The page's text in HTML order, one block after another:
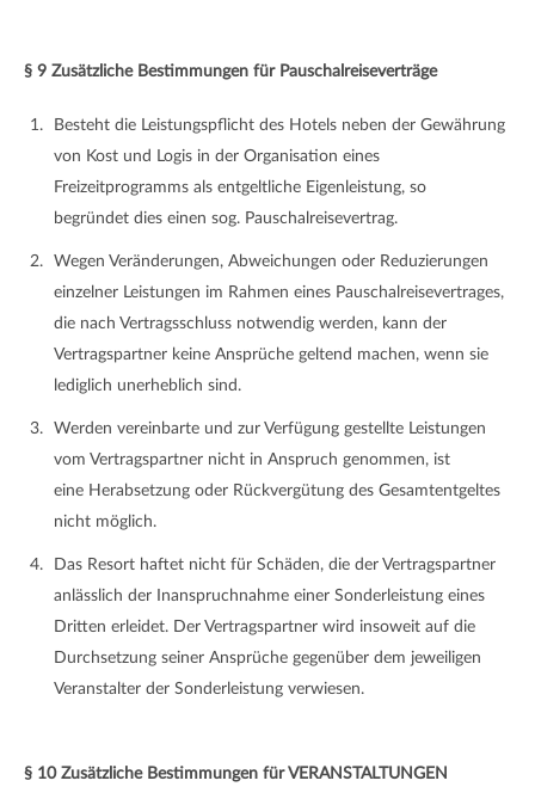
§ 9 Zusätzliche Bestimmungen für Pauschalreiseverträge
Besteht die Leistungspflicht des Hotels neben der Gewährung
von Kost und Logis in der Organisation eines
Freizeitprogramms als entgeltliche Eigenleistung, so
begründet dies einen sog. Pauschalreisevertrag.
Wegen Veränderungen, Abweichungen oder Reduzierungen
einzelner Leistungen im Rahmen eines Pauschalreisevertrages,
die nach Vertragsschluss notwendig werden, kann der
Vertragspartner keine Ansprüche geltend machen, wenn sie
lediglich unerheblich sind.
Werden vereinbarte und zur Verfügung gestellte Leistungen
vom Vertragspartner nicht in Anspruch genommen, ist
eine Herabsetzung oder Rückvergütung des Gesamtentgeltes
nicht möglich.
Das Resort haftet nicht für Schäden, die der Vertragspartner
anlässlich der Inanspruchnahme einer Sonderleistung eines
Dritten erleidet. Der Vertragspartner wird insoweit auf die
Durchsetzung seiner Ansprüche gegenüber dem jeweiligen
Veranstalter der Sonderleistung verwiesen.
§ 10 Zusätzliche Bestimmungen für VERANSTALTUNGEN